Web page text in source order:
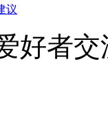
议
好者交